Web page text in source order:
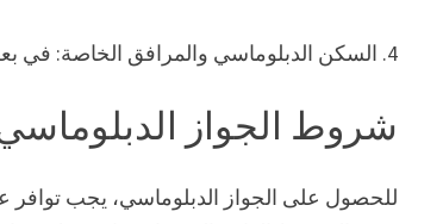
4. السكن الدبلوماسي والمرافق الخاصة: في بعض الحالات، يتمتع حامل الجواز الدبلوماسي بامتيازات في
شروط الجواز
للحصول على الجواز الدبلوماسي، يجب